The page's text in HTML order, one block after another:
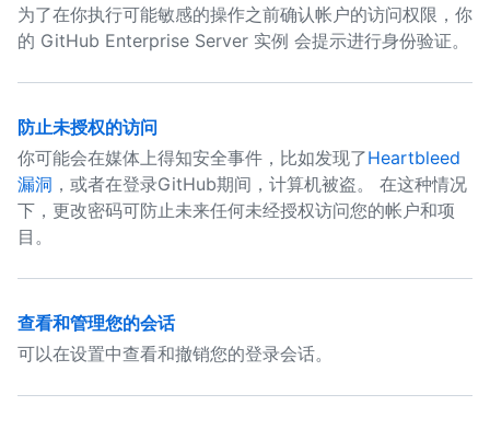
为了在你执行可能敏感的操作之前确认帐户的访问权限，你
的 GitHub Enterprise Server 实例 会提示进行身份验证。
防止未授权的访问
你可能会在媒体上得知安全事件，比如发现了Heartbleed
漏洞 ，或者在登录GitHub期间，计算机被盗。 在这种情况
下，更改密码可防止未来任何未经授权访问您的帐户和项
目。
查看和管理您的会话
可以在设置中查看和撤销您的登录会话。